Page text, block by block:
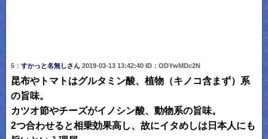
5： すかっと名無しさん 2019-03-13 13:42:40 ID：ODYwMDc2N
昆布やトマトはグルタミン酸、植物（キノコ含まず）系
の旨味。
カツオ節やチーズがイノシン酸、動物系の旨味。
2つ合わせると相乗効果高し、故にイタめしは日本人にも